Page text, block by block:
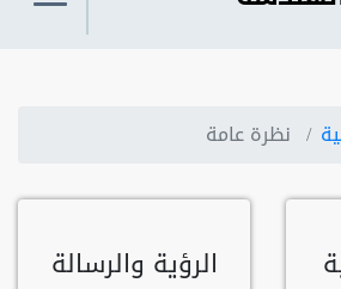
نظرة عامة
الرؤية والرسالة